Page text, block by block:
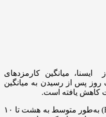
ایسنا، میانگین کارمزدهای
روز پس از رسیدن به میانگین
از ۲۱ آوریل، کارمزد بیت‌کوین (BTC) به‌طور متوسط به هشت تا ۱۰